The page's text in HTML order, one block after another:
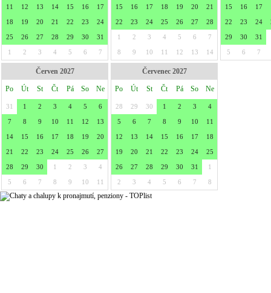
11 12 13 14 15 16 17
18 19 20 21 22 23 24
25 26 27 28 29 30 31
1 2 3 4 5 6 7
15 16 17 18 19 20 21
22 23 24 25 26 27 28
1 2 3 4 5 6 7
8 9 10 11 12 13 14
15 16 17
22 23 24
29 30 31
5 6 7
Červen 2027
Po Út St Čt Pá So Ne
31 1 2 3 4 5 6
7 8 9 10 11 12 13
14 15 16 17 18 19 20
21 22 23 24 25 26 27
28 29 30 1 2 3 4
5 6 7 8 9 10 11
Červenec 2027
Po Út St Čt Pá So Ne
28 29 30 1 2 3 4
5 6 7 8 9 10 11
12 13 14 15 16 17 18
19 20 21 22 23 24 25
26 27 28 29 30 31 1
2 3 4 5 6 7 8